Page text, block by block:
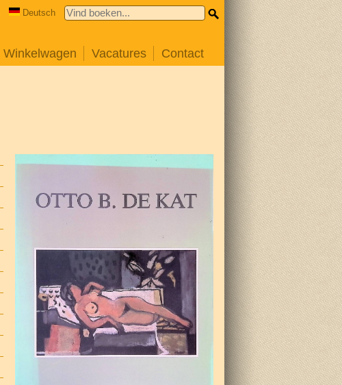
Deutsch
Winkelwagen Vacatures Contact